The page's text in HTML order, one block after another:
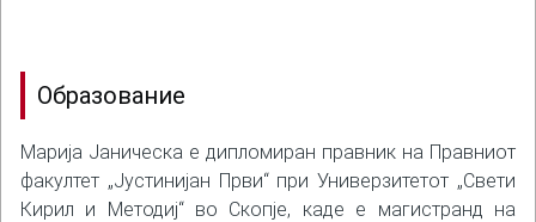
Образование
Марија Јаническа е дипломиран правник на Правниот
факултет „Јустинијан Први“ при Универзитетот „Свети
Кирил и Методиј“ во Скопје, каде е магистранд на